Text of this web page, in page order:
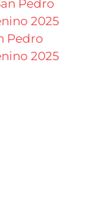
Pedro
2025